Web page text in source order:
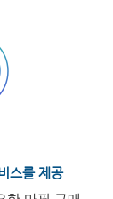
스를 제공